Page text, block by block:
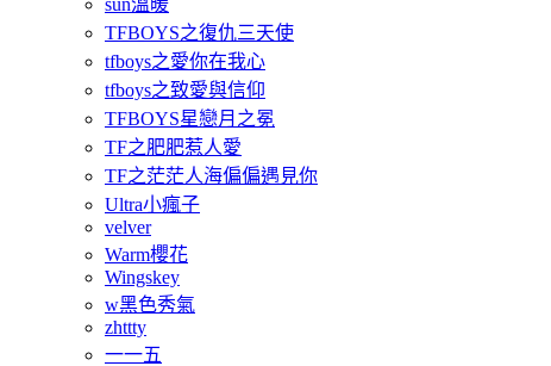
TFBOYS之復仇三天使
tfboys之愛你在我心
tfboys之致愛與信仰
TFBOYS星戀月之冕
TF之肥肥惹人愛
TF之茫茫人海偏偏遇見你
Ultra小瘋子
velver
Warm櫻花
Wingskey
w黑色秀氣
zhttty
一一五